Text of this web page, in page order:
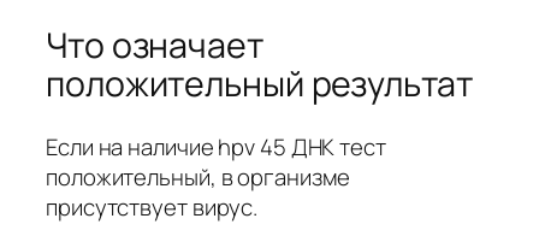
Что означает
положительный результат
Если на наличие hpv 45 ДНК тест
положительный, в организме
присутствует вирус.